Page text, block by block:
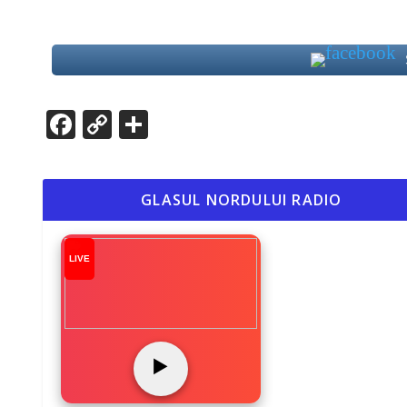
Facebook
Copy
GLASUL NORDULUI RADIO
LIVE
▶️